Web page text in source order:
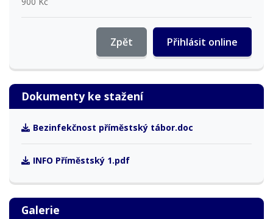
Přihlásit online
Zpět
Dokumenty ke stažení
Bezinfekčnost příměstský tábor.doc
INFO Příměstský 1.pdf
Galerie